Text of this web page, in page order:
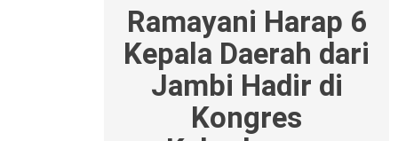
Ramayani Harap 6
Kepala Daerah dari
Jambi Hadir di
Kongres